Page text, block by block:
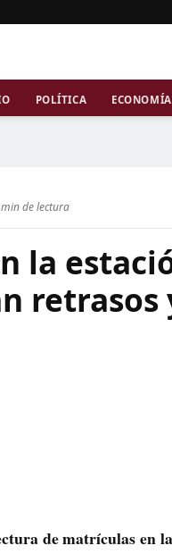
POLÍTICA ECONOMÍA
de lectura
la
de matrículas en